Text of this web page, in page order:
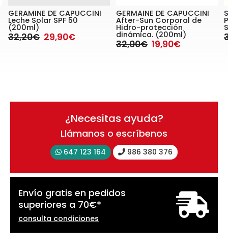
GERAMINE DE CAPUCCINI
Leche Solar SPF 50
(200ml)
32,20€ 29,90€
GERMAINE DE CAPUCCINI
After-Sun Corporal de
Hidro-protección
dinámica. (200ml)
32,00€ 19,90€
¿Necesitas ayuda?
Llámanos o escríbenos
647 123 164 986 380 376
Envío gratis en pedidos
superiores a 70€*
consulta condiciones